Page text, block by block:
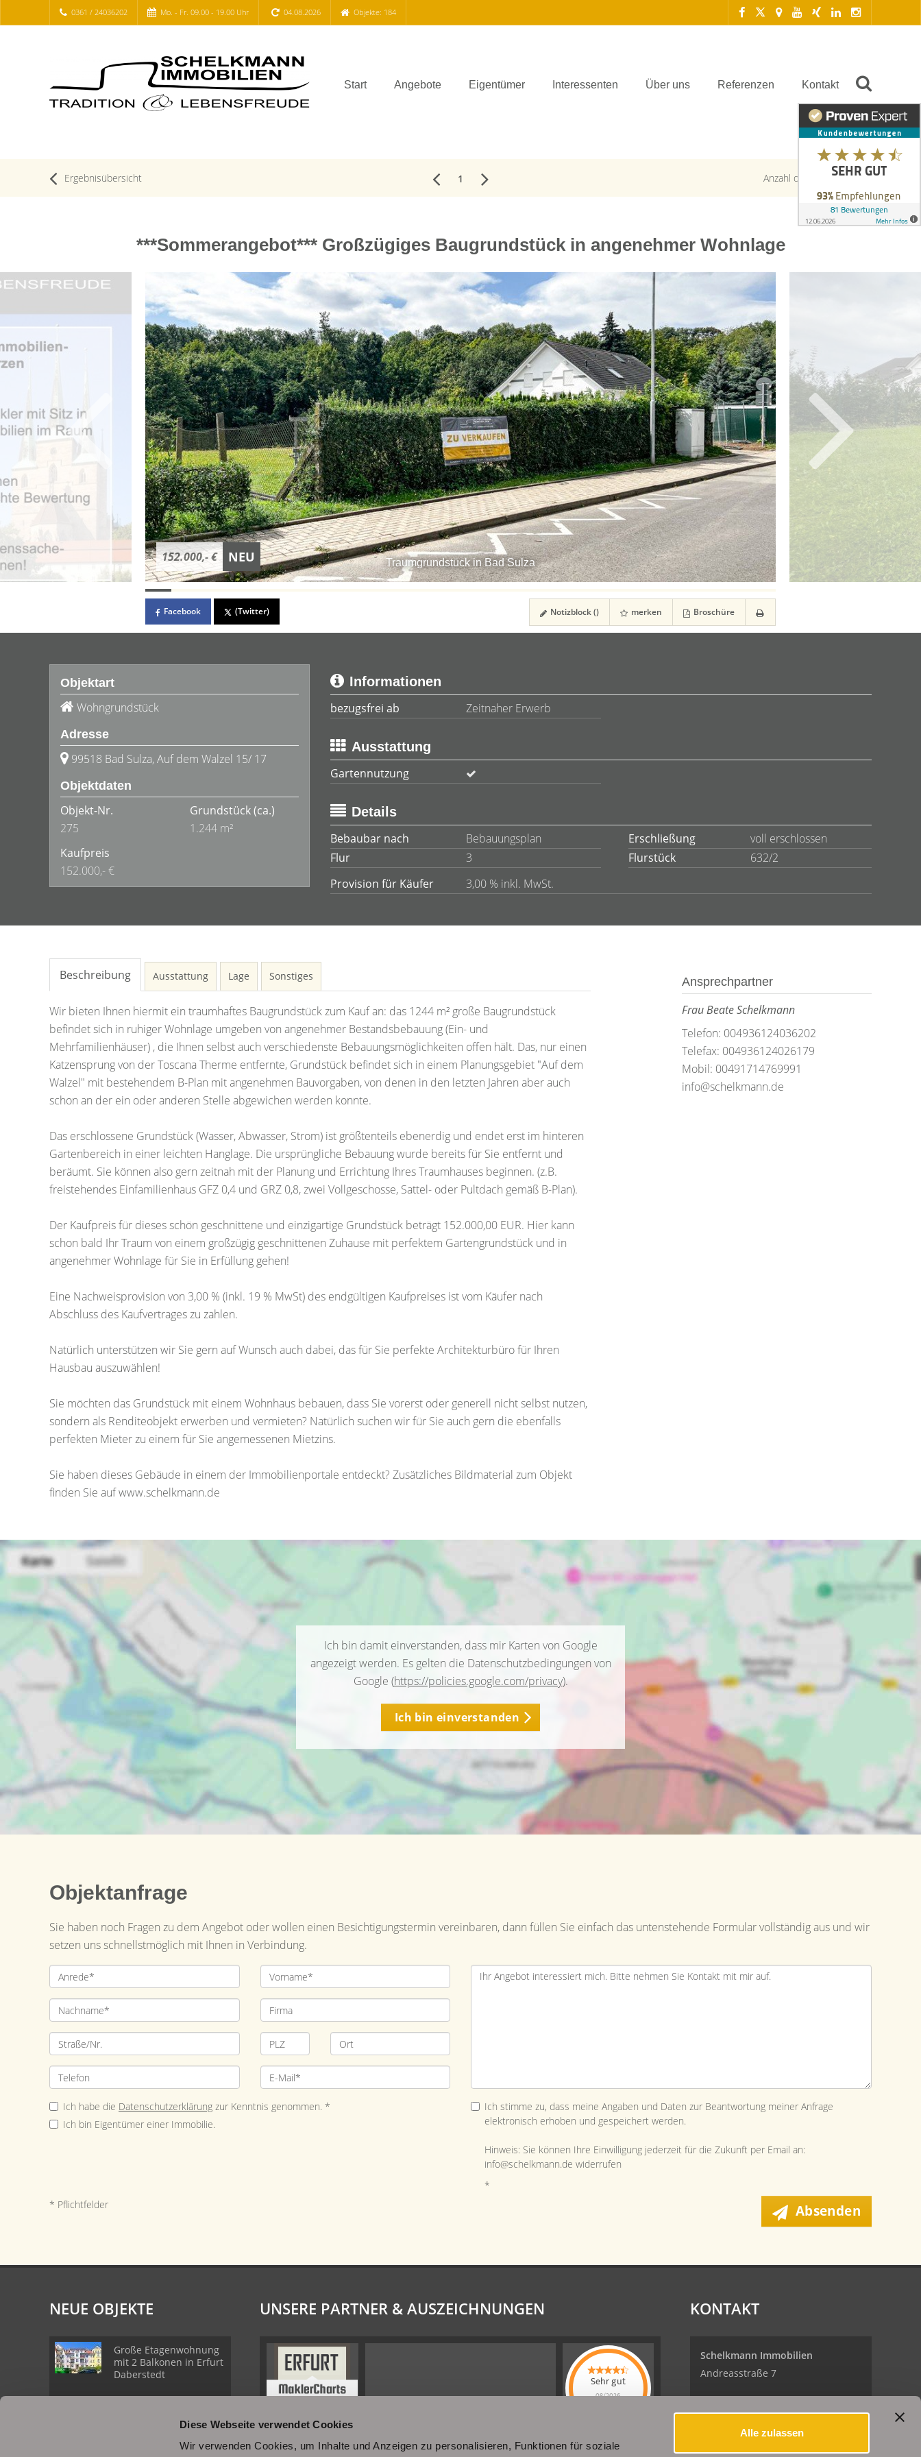
Diese Webseite verwendet Cookies
Wir verwenden Cookies, um Inhalte und Anzeigen zu personalisieren, Funktionen für soziale
Alle zulassen
0361 / 24036202 Mo. - Fr. 09.00 - 19.00 Uhr 04.08.2026 Objekte: 184
Start Angebote Eigentümer Interessenten Über uns Referenzen Kontakt
Ergebnisübersicht 1 Anzahl der Objekte: 1 | 1
***Sommerangebot*** Großzügiges Baugrundstück in angenehmer Wohnlage
Traumgrundstück in Bad Sulza
152.000,- € NEU
Facebook (Twitter) Notizblock () merken Broschüre
Objektart
Wohngrundstück
Adresse
99518 Bad Sulza, Auf dem Walzel 15/ 17
Objektdaten
Objekt-Nr.
275
Grundstück(ca.)
1.244 m²
Kaufpreis
152.000,- €
Informationen
bezugsfrei ab
Zeitnaher Erwerb
Ausstattung
Gartennutzung
Details
Bebaubar nach
Bebauungsplan Erschließung
voll erschlossen
Flur
3 Flurstück
632/2
Provision für Käufer
3,00 % inkl. MwSt.
Beschreibung Ausstattung Lage Sonstiges
Wir bieten Ihnen hiermit ein traumhaftes Baugrundstück zum Kauf an: das 1244 m² große Baugrundstück
befindet sich in ruhiger Wohnlage umgeben von angenehmer Bestandsbebauung (Ein- und
Mehrfamilienhäuser) , die Ihnen selbst auch verschiedenste Bebauungsmöglichkeiten offen hält. Das, nur einen
Katzensprung von der Toscana Therme entfernte, Grundstück befindet sich in einem Planungsgebiet "Auf dem
Walzel" mit bestehendem B-Plan mit angenehmen Bauvorgaben, von denen in den letzten Jahren aber auch
schon an der ein oder anderen Stelle abgewichen werden konnte.
Das erschlossene Grundstück (Wasser, Abwasser, Strom) ist größtenteils ebenerdig und endet erst im hinteren
Gartenbereich in einer leichten Hanglage. Die ursprüngliche Bebauung wurde bereits für Sie entfernt und
beräumt. Sie können also gern zeitnah mit der Planung und Errichtung Ihres Traumhauses beginnen. (z.B.
freistehendes Einfamilienhaus GFZ 0,4 und GRZ 0,8, zwei Vollgeschosse, Sattel- oder Pultdach gemäß B-Plan).
Der Kaufpreis für dieses schön geschnittene und einzigartige Grundstück beträgt 152.000,00 EUR. Hier kann
schon bald Ihr Traum von einem großzügig geschnittenen Zuhause mit perfektem Gartengrundstück und in
angenehmer Wohnlage für Sie in Erfüllung gehen!
Eine Nachweisprovision von 3,00 % (inkl. 19 % MwSt) des endgültigen Kaufpreises ist vom Käufer nach
Abschluss des Kaufvertrages zu zahlen.
Natürlich unterstützen wir Sie gern auf Wunsch auch dabei, das für Sie perfekte Architekturbüro für Ihren
Hausbau auszuwählen!
Sie möchten das Grundstück mit einem Wohnhaus bebauen, dass Sie vorerst oder generell nicht selbst nutzen,
sondern als Renditeobjekt erwerben und vermieten? Natürlich suchen wir für Sie auch gern die ebenfalls
perfekten Mieter zu einem für Sie angemessenen Mietzins.
Sie haben dieses Gebäude in einem der Immobilienportale entdeckt? Zusätzliches Bildmaterial zum Objekt
finden Sie auf www.schelkmann.de
Ansprechpartner
Frau Beate Schelkmann
Telefon: 004936124036202
Telefax: 004936124026179
Mobil: 00491714769991
info@schelkmann.de
Ich bin damit einverstanden, dass mir Karten von Google
angezeigt werden. Es gelten die Datenschutzbedingungen von
Google (https://policies.google.com/privacy).
Ich bin einverstanden
Objektanfrage
Sie haben noch Fragen zu dem Angebot oder wollen einen Besichtigungstermin vereinbaren, dann füllen Sie einfach das untenstehende Formular vollständig aus und wir
setzen uns schnellstmöglich mit Ihnen in Verbindung.
Ich habe die Datenschutzerklärung zur Kenntnis genommen. *
Ich bin Eigentümer einer Immobilie.
Ich stimme zu, dass meine Angaben und Daten zur Beantwortung meiner Anfrage
elektronisch erhoben und gespeichert werden.
Hinweis: Sie können Ihre Einwilligung jederzeit für die Zukunft per Email an:
info@schelkmann.de widerrufen
*
* Pflichtfelder
Absenden
NEUE OBJEKTE
Große Etagenwohnung
mit 2 Balkonen in Erfurt
Daberstedt
Erdgeschosswohnung
mit Balkon in Erfurt
UNSERE PARTNER & AUSZEICHNUNGEN
Sehr gut
08/2026
|110 Schelkmann
KONTAKT
Schelkmann Immobilien
Andreasstraße 7